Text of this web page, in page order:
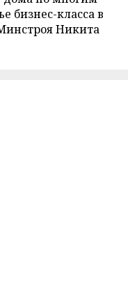
бизнес-класса в
Никита